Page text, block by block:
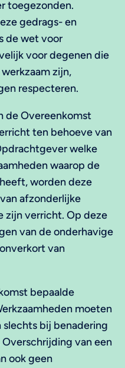
toegezonden.
gedrags- en
de wet voor
voor degenen die
zijn,
respecteren.
de Overeenkomst
ten behoeve van
welke
waarop de
worden deze
afzonderlijke
zijn verricht. Op deze
van de onderhavige
van
bepaalde
moeten
bij benadering
van een
ook geen